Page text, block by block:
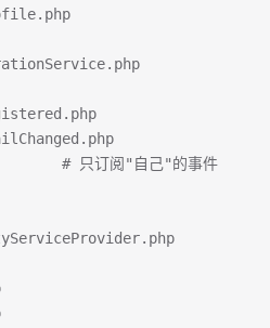
# 只订阅"自己"的事件